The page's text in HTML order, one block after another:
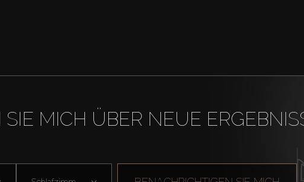
MICH ÜBER NEUE